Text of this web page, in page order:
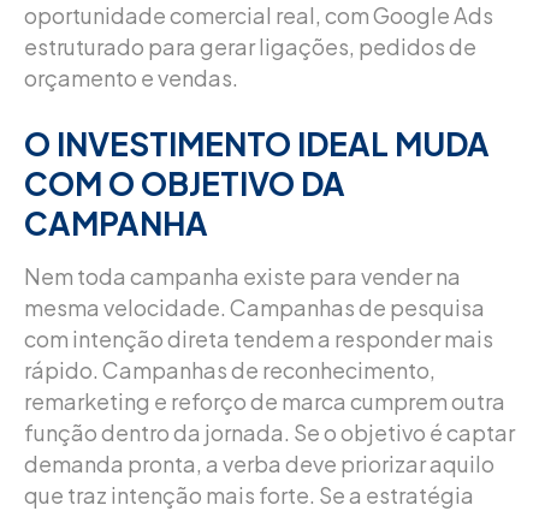
oportunidade comercial real, com Google Ads
estruturado para gerar ligações, pedidos de
orçamento e vendas.
O INVESTIMENTO IDEAL MUDA
COM O OBJETIVO DA
CAMPANHA
Nem toda campanha existe para vender na
mesma velocidade. Campanhas de pesquisa
com intenção direta tendem a responder mais
rápido. Campanhas de reconhecimento,
remarketing e reforço de marca cumprem outra
função dentro da jornada. Se o objetivo é captar
demanda pronta, a verba deve priorizar aquilo
que traz intenção mais forte. Se a estratégia